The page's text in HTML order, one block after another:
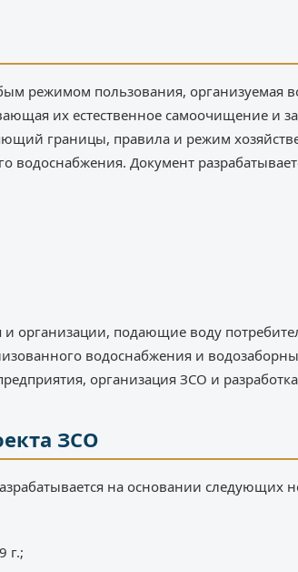
режимом пользования, организуемая
их естественное самоочищение и
границы, правила и режим
водоснабжения. Документ
организации, подающие воду
водоснабжения и
организация ЗСО и
ЗСО
на основании следующих
г.;